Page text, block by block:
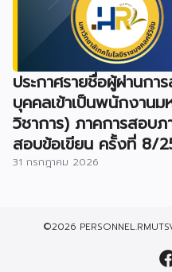
ประกาศรายชื่อผู้ผ่านกา
บุคคลเข้าเป็นพนักงาน
วิชาการ) ภาคการสอบ
สอบข้อเขียน ครั้งที่ 8/
31 กรกฎาคม 2026
©2026